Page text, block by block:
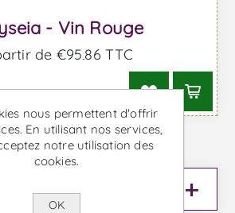
- Vin Rouge
de €95,86 TTC
nous permettent d'offrir
En utilisant nos services,
notre utilisation des
cookies.
OK